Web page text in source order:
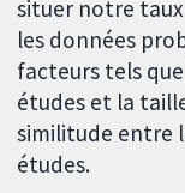
situer notre
les données
facteurs tels
études et la
similitude entre
études.